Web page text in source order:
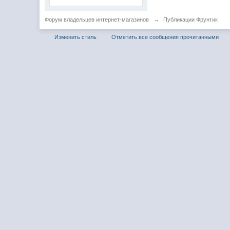
Форум владельцев интернет-магазинов → Публикации Фрунтик
Изменить стиль Отметить все сообщения прочитанными